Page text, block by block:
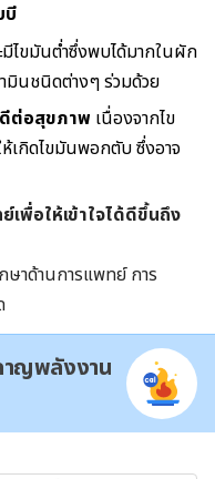
บี
มีไขมันต่ำซึ่งพบได้มากในผัก
มินชนิดต่างๆ ร่วมด้วย
ต่อสุขภาพ เนื่องจากไข
เกิดไขมันพอกตับ ซึ่งอาจ
พื่อให้เข้าใจได้ดีขึ้นถึง
ษาด้านการแพทย์ การ
าญพลังงาน